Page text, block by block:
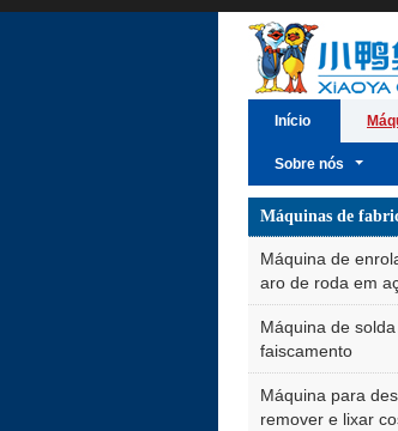
Início
Sobre nós
Máquinas de
Máquina de
aro de roda em
Máquina de
faiscamento
Máquina para
remover e lixar